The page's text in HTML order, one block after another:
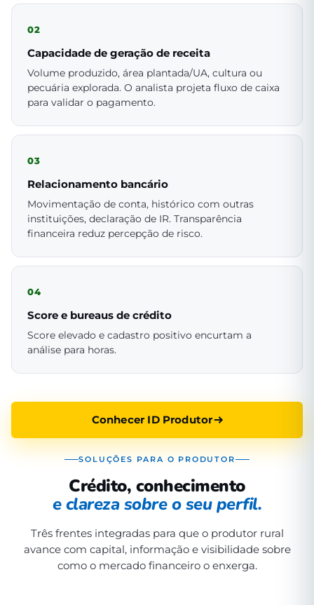
02
Capacidade de geração de receita
Volume produzido, área plantada/UA, cultura ou
pecuária explorada. O analista projeta fluxo de caixa
para validar o pagamento.
03
Relacionamento bancário
Movimentação de conta, histórico com outras
instituições, declaração de IR. Transparência
financeira reduz percepção de risco.
04
Score e bureaus de crédito
Score elevado e cadastro positivo encurtam a
análise para horas.
Conhecer ID Produtor
SOLUÇÕES PARA O PRODUTOR
Crédito, conhecimento
e clareza sobre o seu perfil.
Três frentes integradas para que o produtor rural
avance com capital, informação e visibilidade sobre
como o mercado financeiro o enxerga.